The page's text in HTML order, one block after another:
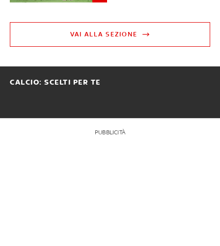
VAI ALLA SEZIONE
CALCIO: SCELTI PER TE
PUBBLICITÀ